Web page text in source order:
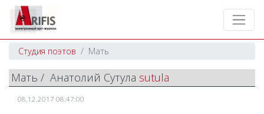
Студия поэтов Мать
Мать / Анатолий Сутула sutula
08.12.2017 08:47:00